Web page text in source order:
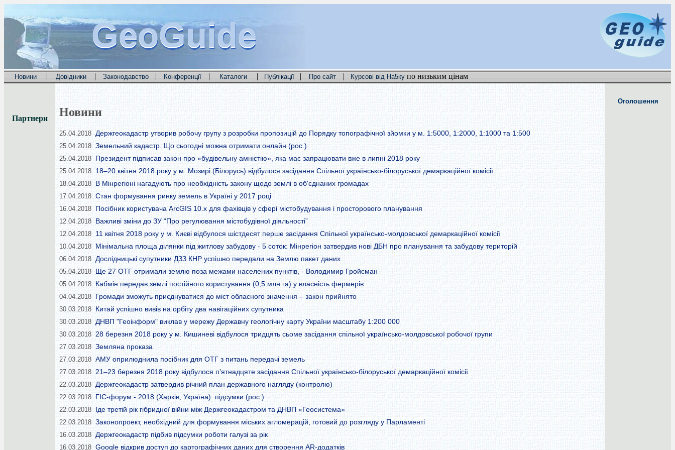
GeoGuide
GeoGuide
GeoGuide
Новини | Довідники | Законодавство | Конференції | Каталоги | Публікації | Про сайт | Курсові від На5ку по низьким цінам
Партнери Новини
25.04.2018 Держгеокадастр утворив робочу групу з розробки пропозицій до Порядку топографічної зйомки у м. 1:5000, 1:2000, 1:1000 та 1:500
25.04.2018 Земельний кадастр. Що сьогодні можна отримати онлайн (рос.)
25.04.2018 Президент підписав закон про «будівельну амністію», яка має запрацювати вже в липні 2018 року
25.04.2018 18–20 квітня 2018 року у м. Мозирі (Білорусь) відбулося засідання Спільної українсько-білоруської демаркаційної комісії
18.04.2018 В Мінрегіоні нагадують про необхідність закону щодо землі в об'єднаних громадах
17.04.2018 Стан формування ринку земель в Україні у 2017 році
16.04.2018 Посібник користувача ArcGIS 10.x для фахівців у сфері містобудування і просторового планування
12.04.2018 Важливі зміни до ЗУ “Про регулювання містобудівної діяльності”
12.04.2018 11 квітня 2018 року у м. Києві відбулося шістдесят перше засідання Спільної українсько-молдовської демаркаційної комісії
10.04.2018 Мінімальна площа ділянки під житлову забудову - 5 соток: Мінрегіон затвердив нові ДБН про планування та забудову територій
06.04.2018 Дослідницькі супутники ДЗЗ КНР успішно передали на Землю пакет даних
05.04.2018 Ще 27 ОТГ отримали землю поза межами населених пунктів, - Володимир Гройсман
05.04.2018 Кабмін передав землі постійного користування (0,5 млн га) у власність фермерів
04.04.2018 Громади зможуть приєднуватися до міст обласного значення – закон прийнято
30.03.2018 Китай успішно вивів на орбіту два навігаційних супутника
30.03.2018 ДНВП "Геоінформ" виклав у мережу Державну геологічну карту України масштабу 1:200 000
30.03.2018 28 березня 2018 року у м. Кишиневі відбулося тридцять сьоме засідання спільної українсько-молдовської робочої групи
27.03.2018 Земляна проказа
27.03.2018 АМУ оприлюднила посібник для ОТГ з питань передачі земель
27.03.2018 21–23 березня 2018 року відбулося п’ятнадцяте засідання Спільної українсько-білоруської демаркаційної комісії
22.03.2018 Держгеокадастр затвердив річний план державного нагляду (контролю)
22.03.2018 ГІС-форум - 2018 (Харків, Україна): підсумки (рос.)
22.03.2018 Іде третій рік гібридної війни між Держгеокадастром та ДНВП «Геосистема»
22.03.2018 Законопроект, необхідний для формування міських агломерацій, готовий до розгляду у Парламенті
16.03.2018 Держгеокадастр підбив підсумки роботи галузі за рік
16.03.2018 Google відкрив доступ до картографічних даних для створення AR-додатків
Оголошення